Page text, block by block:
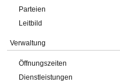
Parteien
Leitbild
Verwaltung
Öffnungszeiten
Dienstleistungen